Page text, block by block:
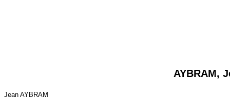
AYBRAM,
Jean AYBRAM